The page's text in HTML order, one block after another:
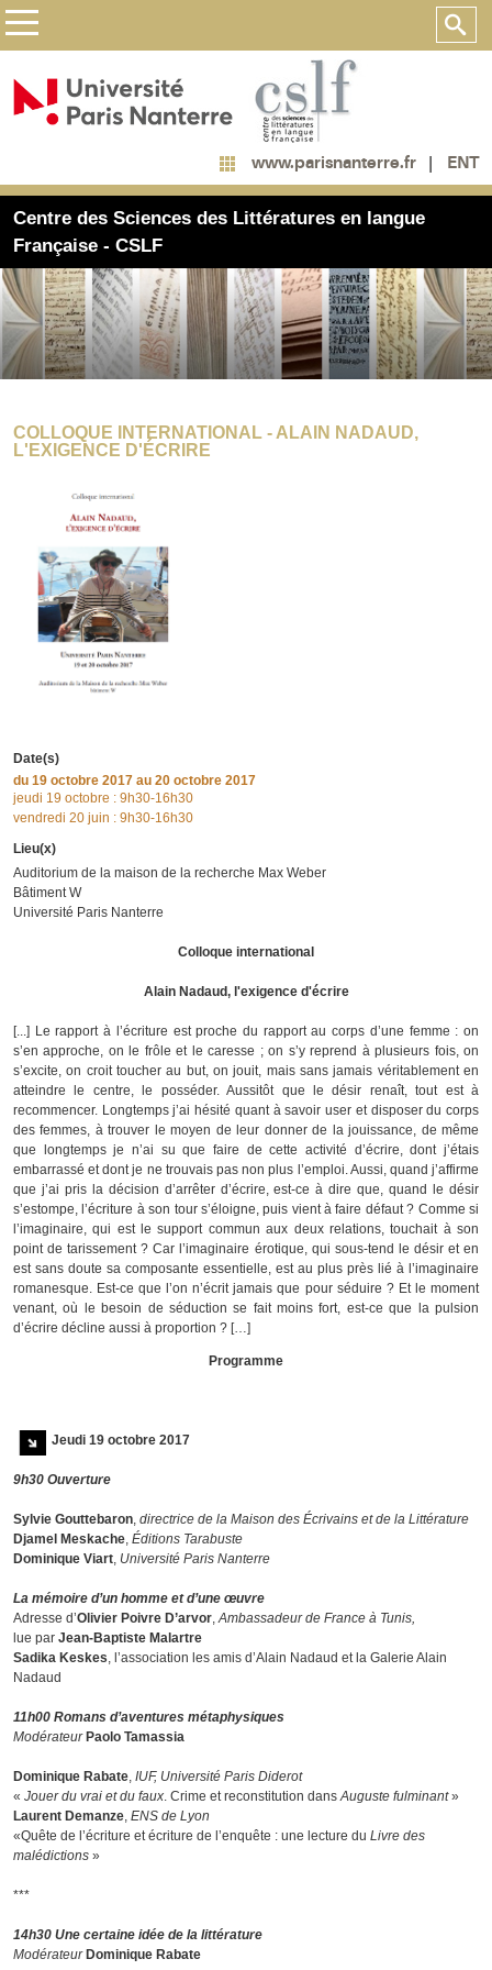
www.parisnanterre.fr ENT
Centre des Sciences des Littératures en langue
Française - CSLF
COLLOQUE INTERNATIONAL - ALAIN NADAUD,
L'EXIGENCE D'ÉCRIRE
Date(s)
du 19 octobre 2017 au 20 octobre 2017
jeudi 19 octobre : 9h30-16h30
vendredi 20 juin : 9h30-16h30
Lieu(x)
Auditorium de la maison de la recherche Max Weber
Bâtiment W
Université Paris Nanterre
Colloque international
Alain Nadaud, l'exigence d'écrire
[...] Le rapport à l’écriture est proche du rapport au corps d’une femme : on
s’en approche, on le frôle et le caresse ; on s’y reprend à plusieurs fois, on
s’excite, on croit toucher au but, on jouit, mais sans jamais véritablement en
atteindre le centre, le posséder. Aussitôt que le désir renaît, tout est à
recommencer. Longtemps j’ai hésité quant à savoir user et disposer du corps
des femmes, à trouver le moyen de leur donner de la jouissance, de même
que longtemps je n’ai su que faire de cette activité d’écrire, dont j’étais
embarrassé et dont je ne trouvais pas non plus l’emploi. Aussi, quand j’affirme
que j’ai pris la décision d’arrêter d’écrire, est-ce à dire que, quand le désir
s’estompe, l’écriture à son tour s’éloigne, puis vient à faire défaut ? Comme si
l’imaginaire, qui est le support commun aux deux relations, touchait à son
point de tarissement ? Car l’imaginaire érotique, qui sous-tend le désir et en
est sans doute sa composante essentielle, est au plus près lié à l’imaginaire
romanesque. Est-ce que l’on n’écrit jamais que pour séduire ? Et le moment
venant, où le besoin de séduction se fait moins fort, est-ce que la pulsion
d’écrire décline aussi à proportion ? […]
Programme
Jeudi 19 octobre 2017
9h30 Ouverture
Sylvie Gouttebaron, directrice de la Maison des Écrivains et de la Littérature
Djamel Meskache, Éditions Tarabuste
Dominique Viart, Université Paris Nanterre
La mémoire d’un homme et d’une œuvre
Adresse d’Olivier Poivre D’arvor,Ambassadeur de France à Tunis,
lue par Jean-Baptiste Malartre
Sadika Keskes, l’association les amis d’Alain Nadaud et la Galerie Alain
Nadaud
11h00 Romans d’aventures métaphysiques
Modérateur Paolo Tamassia
Dominique Rabate, IUF, Université Paris Diderot
« Jouer du vrai et du faux. Crime et reconstitution dansAuguste fulminant»
Laurent Demanze, ENS de Lyon
«Quête de l’écriture et écriture de l’enquête : une lecture du Livre des
malédictions »
***
14h30 Une certaine idée de la littérature
ModérateurDominique Rabate